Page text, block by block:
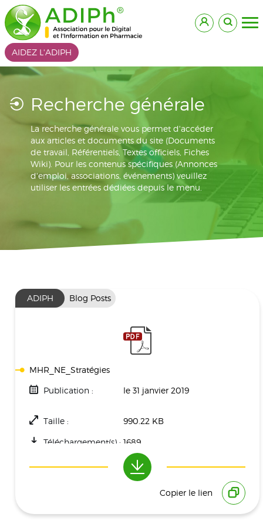
AIDEZ L'ADIPH
Recherche générale
La recherche générale vous permet d'accéder
aux articles et documents du site (Documents
de travail, Référentiels, Textes officiels, Fiches
Wiki). Pour les contenus spécifiques (Annonces
d'emploi, associations, événements) veuillez
utiliser les entrées dédiées depuis le menu.
ADIPH Blog Posts
MHR_NE_Stratégies
Publication : le 31 janvier 2019
Taille : 990.22 KB
Téléchargement(s) : 1689
Copier le lien